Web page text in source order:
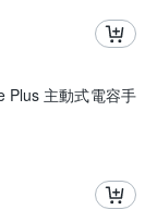
Plus 主動式電容手